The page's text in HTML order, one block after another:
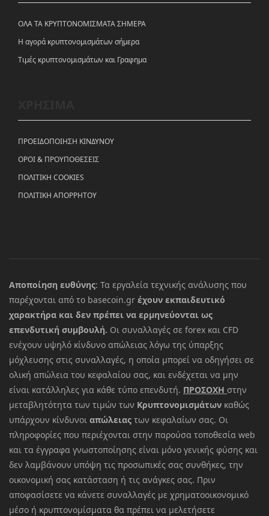
ΟΛΑ ΤΑ ΚΡΥΠΤΟΝΟΜΙΣΜΑΤΑ ΣΗΜΕΡΑ
Η αγορά κρυπτονομισμάτων σήμερα
Tιμές κρυπτονομισμάτων και Γραφημα
ΠΡΟΕΙΔΟΠΟΙΗΣΗ ΚΙΝΔΥΝΟΥ
ΟΡΟΙ & ΠΡΟΥΠΟΘΕΣΕΙΣ
ΠΟΛΙΤΙΚΗ COOKIES
ΠΟΛΙΤΙΚΗ ΑΠΟΡΡΗΤΟΥ
Αποποίηση ευθύνης: Τα εργαλεία τεχνικής ανάλυσης που
παρέχονται από το basecoin.gr έχουν εκπαιδευτικό
χαρακτήρα και δεν πρέπει να ερμηνεύονται ως
επενδυτική συμβουλή. Οι συναλλαγές σε forex και CFD
ενέχουν υψηλό κίνδυνο απώλειας λόγω της ύπαρξης
μόχλευσης στις συναλλαγές, η οποία μπορεί να οδηγήσει σε
ολική απώλεια του κεφαλαίου σας, και ενδέχεται να μην
είναι κατάλληλες για κάθε τύπο επενδυτή. ΠΡΟΣΟΧΗ στην
μεταβλητότητα των τιμών των Κρυπτονομισμάτων καθώς
υπάρχουν κίνδυνοι απώλειας των κεφαλαίων σας. Οι
πληροφορίες που περιέχονται στην παρούσα τοποθεσία web
και τα έγγραφα γνωστοποίησης είναι μόνο γενικής φύσης και
δεν λαμβάνουν υπόψη τις προσωπικές σας συνθήκες, την
οικονομική σας κατάσταση ή τις ανάγκες σας. Πριν
αποφασίσετε να κάνετε συναλλαγές με χρηματοοικονομικό
μέσο ή κρυπτονομίσματα θα πρέπει να μελετήσετε